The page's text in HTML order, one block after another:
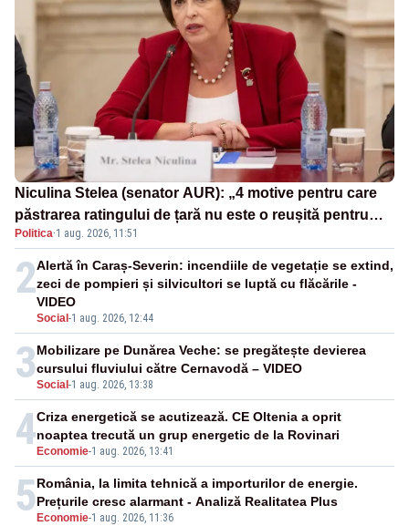
Niculina Stelea (senator AUR): „4 motive pentru care
păstrarea ratingului de țară nu este o reușită pentru
Guvernul Bolojan”
Politica·1 aug. 2026, 11:51
2
Social -1 aug. 2026, 12:44
Alertă în Caraș-Severin: incendiile de vegetație se extind,
zeci de pompieri și silvicultori se luptă cu flăcările -
VIDEO
3Social -1 aug. 2026, 13:38
Mobilizare pe Dunărea Veche: se pregătește devierea
cursului fluviului către Cernavodă – VIDEO
4 Economie-1 aug. 2026, 13:41
Criza energetică se acutizează. CE Oltenia a oprit
noaptea trecută un grup energetic de la Rovinari
5 Economie-1 aug. 2026, 11:36
România, la limita tehnică a importurilor de energie.
Prețurile cresc alarmant - Analiză Realitatea Plus